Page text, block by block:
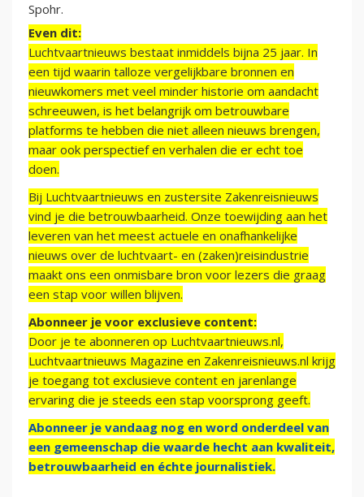
Spohr.
Even dit:
Luchtvaartnieuws bestaat inmiddels bijna 25 jaar. In
een tijd waarin talloze vergelijkbare bronnen en
nieuwkomers met veel minder historie om aandacht
schreeuwen, is het belangrijk om betrouwbare
platforms te hebben die niet alleen nieuws brengen,
maar ook perspectief en verhalen die er echt toe
doen.
Bij Luchtvaartnieuws en zustersite Zakenreisnieuws
vind je die betrouwbaarheid. Onze toewijding aan het
leveren van het meest actuele en onafhankelijke
nieuws over de luchtvaart- en (zaken)reisindustrie
maakt ons een onmisbare bron voor lezers die graag
een stap voor willen blijven.
Abonneer je voor exclusieve content:
Door je te abonneren op Luchtvaartnieuws.nl,
Luchtvaartnieuws Magazine en Zakenreisnieuws.nl krijg
je toegang tot exclusieve content en jarenlange
ervaring die je steeds een stap voorsprong geeft.
Abonneer je vandaag nog en word onderdeel van
een gemeenschap die waarde hecht aan kwaliteit,
betrouwbaarheid en échte journalistiek.